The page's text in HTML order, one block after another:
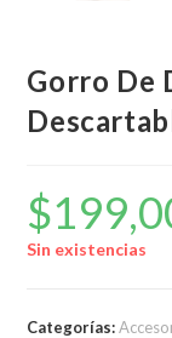
Gorro De
$
Sin existencias
Categorías: